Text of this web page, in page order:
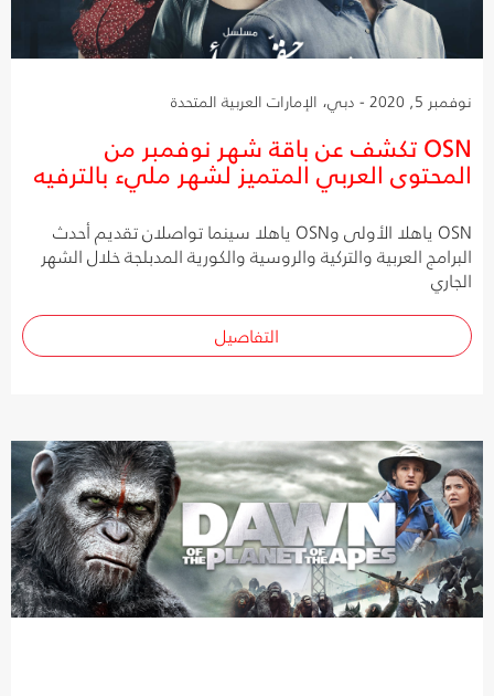
نوفمبر 5, 2020 - دبي، الإمارات العربية المتحدة
OSN تكشف عن باقة شهر نوفمبر من
المحتوى العربي المتميز لشهر مليء بالترفيه
OSN ياهلا الأولى وOSN ياهلا سينما تواصلان تقديم أحدث
البرامج العربية والتركية والروسية والكورية المدبلجة خلال الشهر
الجاري
التفاصيل